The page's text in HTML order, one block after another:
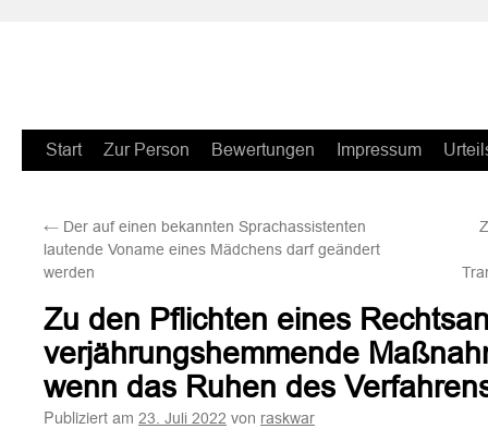
Zum
springen
Start Zur Person Bewertungen Impressum
← Der auf einen bekannten Sprachassistenten
lautende Voname eines Mädchens darf geändert
werden
Zu den Pflichten eines
verjährungshemmende
wenn das Ruhen des
Publiziert am 23. Juli 2022 von raskwar